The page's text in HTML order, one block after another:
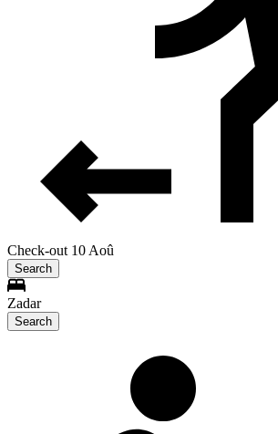
Check-out 10 Aoû
Search
Zadar
Search